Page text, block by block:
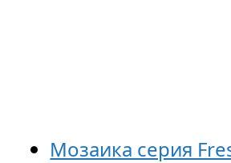
Мозаика серия